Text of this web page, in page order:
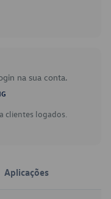
na sua conta.
clientes logados.
Aplicações